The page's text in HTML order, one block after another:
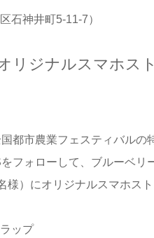
石神井町5-11-7）
リジナルスマホス
都市農業フェスティバルの
フォローして、ブルーベリ
様）にオリジナルスマホス